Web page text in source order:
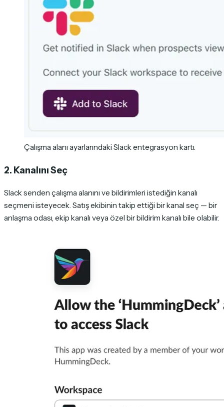
Çalışma alanı ayarlarındaki Slack entegrasyon kartı.
2. Kanalını Seç
Slack senden çalışma alanını ve bildirimleri istediğin kanalı
seçmeni isteyecek. Satış ekibinin takip ettiği bir kanal seç — bir
anlaşma odası, ekip kanalı veya özel bir bildirim kanalı bile olabilir.